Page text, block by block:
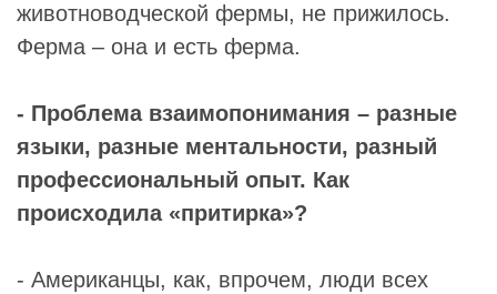
животноводческой фермы, не прижилось.
Ферма – она и есть ферма.
- Проблема взаимопонимания – разные
языки, разные ментальности, разный
профессиональный опыт. Как
происходила «притирка»?
- Американцы, как, впрочем, люди всех